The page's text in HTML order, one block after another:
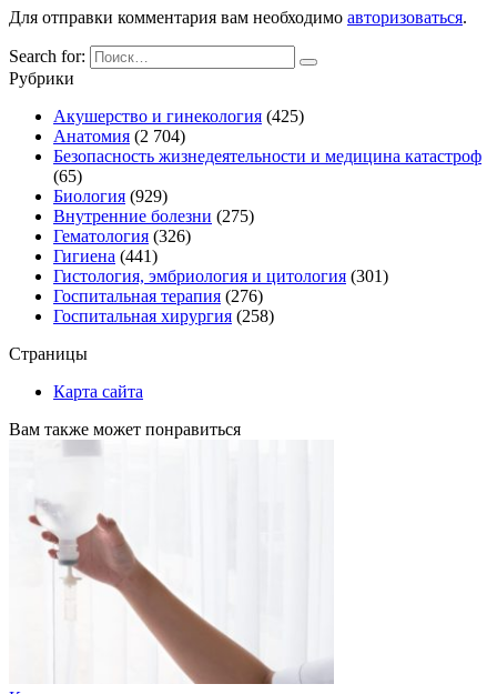
Для отправки комментария вам необходимо авторизоваться.
Search for:
Рубрики
Акушерство и гинекология (425)
Анатомия (2 704)
Безопасность жизнедеятельности и медицина катастроф
(65)
Биология (929)
Внутренние болезни (275)
Гематология (326)
Гигиена (441)
Гистология, эмбриология и цитология (301)
Госпитальная терапия (276)
Госпитальная хирургия (258)
Страницы
Карта сайта
Вам также может понравиться